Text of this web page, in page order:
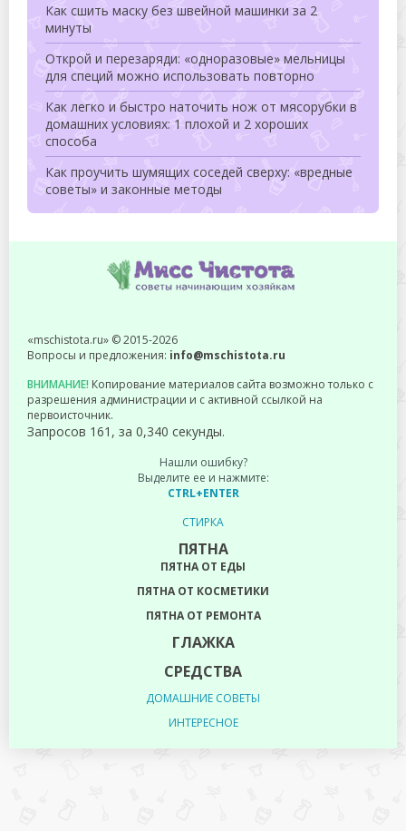
Как сшить маску без швейной машинки за 2
минуты
Открой и перезаряди: «одноразовые» мельницы
для специй можно использовать повторно
Как легко и быстро наточить нож от мясорубки в
домашних условиях: 1 плохой и 2 хороших
способа
Как проучить шумящих соседей сверху: «вредные
советы» и законные методы
«mschistota.ru» © 2015-2026
Вопросы и предложения: info@mschistota.ru
ВНИМАНИЕ! Копирование материалов сайта возможно только с
разрешения администрации и с активной ссылкой на
первоисточник.
Запросов 161, за 0,340 секунды.
Нашли ошибку?
Выделите ее и нажмите:
CTRL+ENTER
СТИРКА
ПЯТНА
ПЯТНА ОТ ЕДЫ
ПЯТНА ОТ КОСМЕТИКИ
ПЯТНА ОТ РЕМОНТА
ГЛАЖКА
СРЕДСТВА
ДОМАШНИЕ СОВЕТЫ
ИНТЕРЕСНОЕ